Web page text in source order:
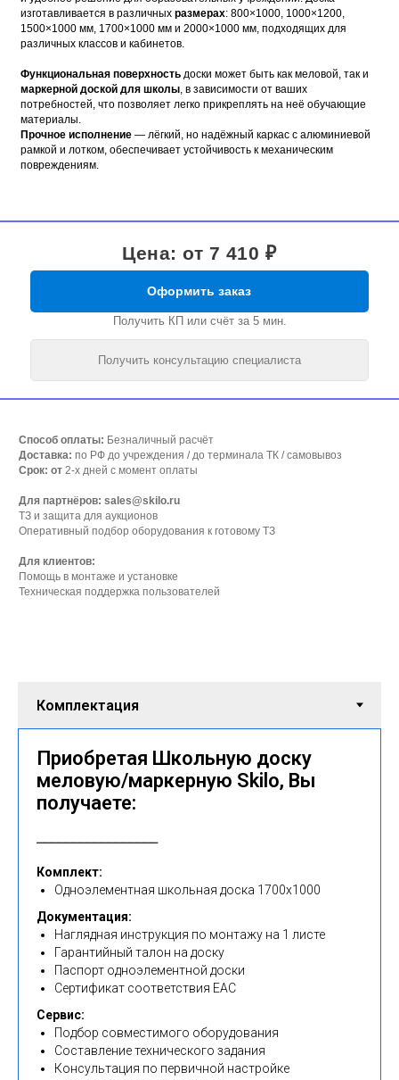
изготавливается в различныхразмерах: 800×1000, 1000×1200,
1500×1000 мм, 1700×1000 мм и 2000×1000 мм, подходящих для
различных классов и кабинетов.
Функциональная поверхность доски может быть как меловой, так и
маркерной доской для школы, в зависимости от ваших
потребностей, что позволяет легко прикреплять на неё обучающие
материалы.
Прочное исполнение — лёгкий, но надёжный каркас с алюминиевой
рамкой и лотком, обеспечивает устойчивость к механическим
повреждениям.
Способ оплаты: Безналичный расчёт
Доставка: по РФ до учреждения / до терминала ТК / самовывоз
Срок: от2-х дней с момент оплаты
Для партнёров: sales@skilo.ru
ТЗ и защита для аукционов
Оперативный подбор оборудования к готовому ТЗ
Для клиентов:
Помощь в монтаже и установке
Техническая поддержка пользователей
Получить КП или счёт за 5 мин.
Цена: от 7 410 ₽
Оформить заказ
Получить консультацию специалиста
Приобретая Школьную доску
меловую/маркерную Skilo, Вы
получаете:
Комплект:
Одноэлементная школьная доска 1700x1000
Документация:
Наглядная инструкция по монтажу на 1 листе
Гарантийный талон на доску
Паспорт одноэлементной доски
Сертификат соответствия EAC
Сервис:
Подбор совместимого оборудования
Составление технического задания
Консультация по первичной настройке